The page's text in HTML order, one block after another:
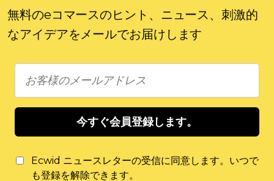
無料のeコマースのヒント、ニュース、刺激的
なアイデアをメールでお届けします
今すぐ会員登録します。
Ecwid ニュースレターの受信に同意します。いつで
も登録を解除できます。